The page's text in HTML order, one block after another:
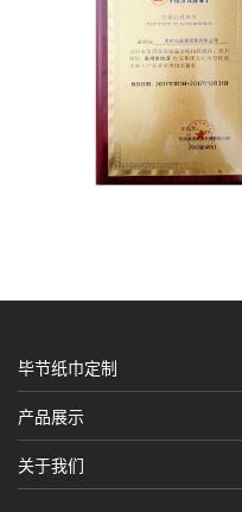
毕节纸巾定制
产品展示
关于我们